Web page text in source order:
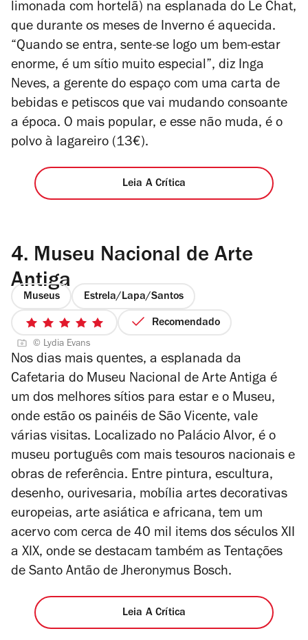
limonada com hortelã) na esplanada do Le Chat,
que durante os meses de Inverno é aquecida.
“Quando se entra, sente-se logo um bem-estar
enorme, é um sítio muito especial”, diz Inga
Neves, a gerente do espaço com uma carta de
bebidas e petiscos que vai mudando consoante
a época. O mais popular, e esse não muda, é o
polvo à lagareiro (13€).
Leia A Crítica
4. Museu Nacional de Arte
Antiga
Museus Estrela/Lapa/Santos
5/5
estrelas
Recomendado
© Lydia Evans
Nos dias mais quentes, a esplanada da
Cafetaria do Museu Nacional de Arte Antiga é
um dos melhores sítios para estar e o Museu,
onde estão os painéis de São Vicente, vale
várias visitas. Localizado no Palácio Alvor, é o
museu português com mais tesouros nacionais e
obras de referência. Entre pintura, escultura,
desenho, ourivesaria, mobília artes decorativas
europeias, arte asiática e africana, tem um
acervo com cerca de 40 mil items dos séculos XII
a XIX, onde se destacam também as Tentações
de Santo Antão de Jheronymus Bosch.
Leia A Crítica